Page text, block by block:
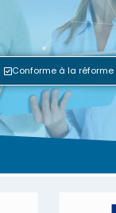
Conforme à la réforme